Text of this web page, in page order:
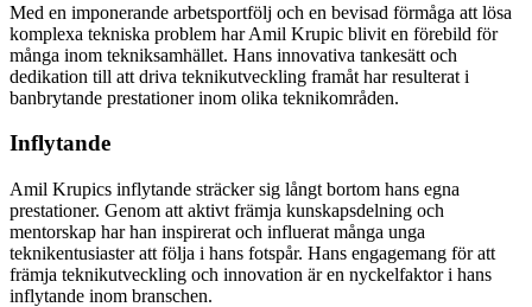
Med en imponerande arbetsportfölj och en bevisad förmåga att lösa
komplexa tekniska problem har Amil Krupic blivit en förebild för
många inom tekniksamhället. Hans innovativa tankesätt och
dedikation till att driva teknikutveckling framåt har resulterat i
banbrytande prestationer inom olika teknikområden.
Inflytande
Amil Krupics inflytande sträcker sig långt bortom hans egna
prestationer. Genom att aktivt främja kunskapsdelning och
mentorskap har han inspirerat och influerat många unga
teknikentusiaster att följa i hans fotspår. Hans engagemang för att
främja teknikutveckling och innovation är en nyckelfaktor i hans
inflytande inom branschen.